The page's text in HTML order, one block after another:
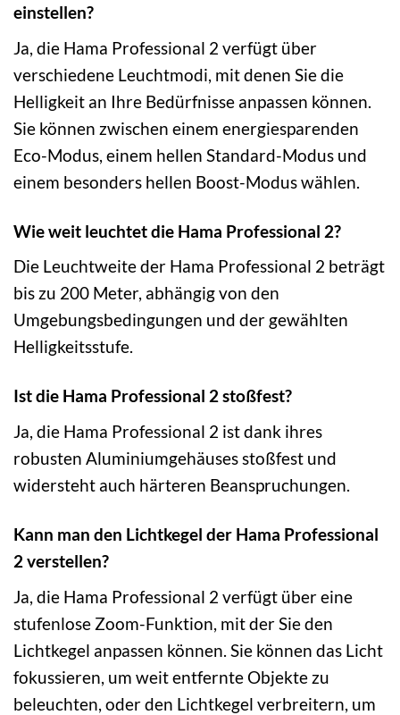
einstellen?
Ja, die Hama Professional 2 verfügt über
verschiedene Leuchtmodi, mit denen Sie die
Helligkeit an Ihre Bedürfnisse anpassen können.
Sie können zwischen einem energiesparenden
Eco-Modus, einem hellen Standard-Modus und
einem besonders hellen Boost-Modus wählen.
Wie weit leuchtet die Hama Professional 2?
Die Leuchtweite der Hama Professional 2 beträgt
bis zu 200 Meter, abhängig von den
Umgebungsbedingungen und der gewählten
Helligkeitsstufe.
Ist die Hama Professional 2 stoßfest?
Ja, die Hama Professional 2 ist dank ihres
robusten Aluminiumgehäuses stoßfest und
widersteht auch härteren Beanspruchungen.
Kann man den Lichtkegel der Hama Professional
2 verstellen?
Ja, die Hama Professional 2 verfügt über eine
stufenlose Zoom-Funktion, mit der Sie den
Lichtkegel anpassen können. Sie können das Licht
fokussieren, um weit entfernte Objekte zu
beleuchten, oder den Lichtkegel verbreitern, um